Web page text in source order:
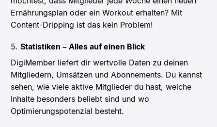
Ernährungsplan oder ein Workout erhalten? Mit
Content-Dripping ist das kein Problem!
5.Statistiken – Alles auf einen Blick
DigiMember liefert dir wertvolle Daten zu deinen
Mitgliedern, Umsätzen und Abonnements. Du kannst
sehen, wie viele aktive Mitglieder du hast, welche
Inhalte besonders beliebt sind und wo
Optimierungspotenzial besteht.